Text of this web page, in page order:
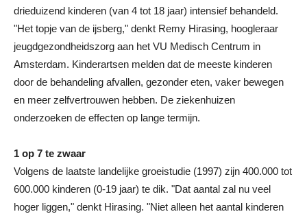
drieduizend kinderen (van 4 tot 18 jaar) intensief behandeld.
"Het topje van de ijsberg," denkt Remy Hirasing, hoogleraar
jeugdgezondheidszorg aan het VU Medisch Centrum in
Amsterdam. Kinderartsen melden dat de meeste kinderen
door de behandeling afvallen, gezonder eten, vaker bewegen
en meer zelfvertrouwen hebben. De ziekenhuizen
onderzoeken de effecten op lange termijn.
1 op 7 te zwaar
Volgens de laatste landelijke groeistudie (1997) zijn 400.000 tot
600.000 kinderen (0-19 jaar) te dik. "Dat aantal zal nu veel
hoger liggen," denkt Hirasing. "Niet alleen het aantal kinderen